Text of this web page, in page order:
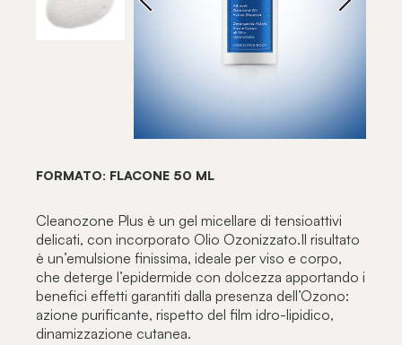
FORMATO: FLACONE 50 ML
Cleanozone Plus è un gel micellare di tensioattivi
delicati, con incorporato Olio Ozonizzato.Il risultato
è un’emulsione finissima, ideale per viso e corpo,
che deterge l’epidermide con dolcezza apportando i
benefici effetti garantiti dalla presenza dell’Ozono:
azione purificante, rispetto del film idro-lipidico,
dinamizzazione cutanea.